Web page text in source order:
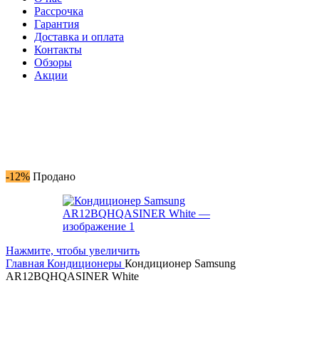
Рассрочка
Гарантия
Доставка и оплата
Контакты
Обзоры
Акции
-12% Продано
Нажмите, чтобы увеличить
Главная Кондиционеры Кондиционер Samsung
AR12BQHQASINER White